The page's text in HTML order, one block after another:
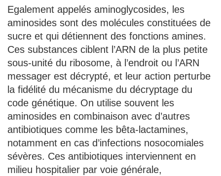
Egalement appelés aminoglycosides, les
aminosides sont des molécules constituées de
sucre et qui détiennent des fonctions amines.
Ces substances ciblent l’ARN de la plus petite
sous-unité du ribosome, à l’endroit ou l’ARN
messager est décrypté, et leur action perturbe
la fidélité du mécanisme du décryptage du
code génétique. On utilise souvent les
aminosides en combinaison avec d’autres
antibiotiques comme les bêta-lactamines,
notamment en cas d’infections nosocomiales
sévères. Ces antibiotiques interviennent en
milieu hospitalier par voie générale,